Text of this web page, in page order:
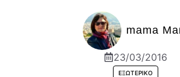
mama
23/03/2016
ΕΞΩΤΕΡΙΚΌ